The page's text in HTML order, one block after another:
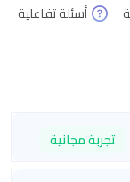
أسئلة تفاعلية
تجربة مجانية